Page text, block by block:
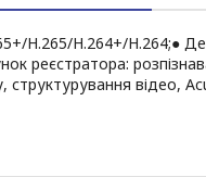
H.265/H.264+/H.264;●
реєстратора:
структурування відео,